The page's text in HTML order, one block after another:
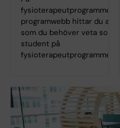
fysioterapeutprogrammets
programwebb hittar du allt
som du behöver veta som
student på
fysioterapeutprogrammet.